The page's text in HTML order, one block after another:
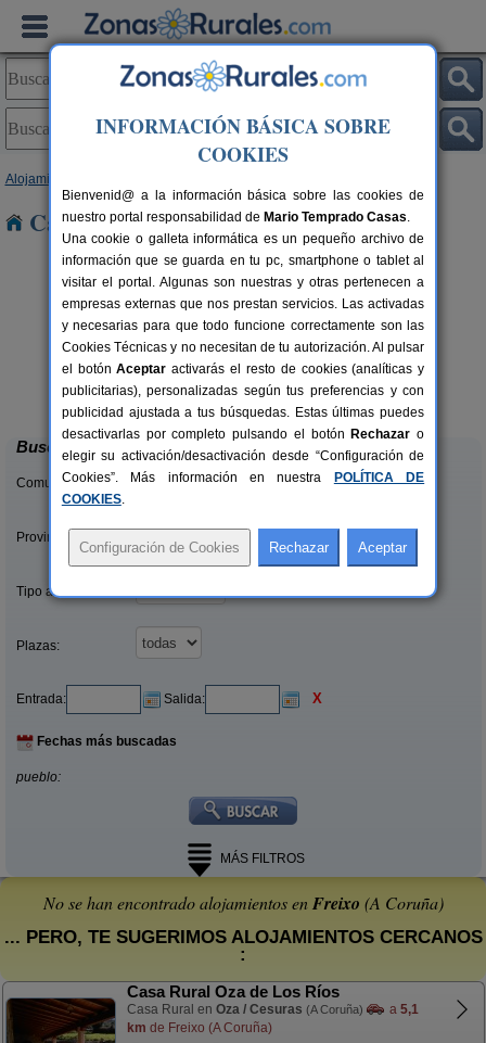
Alojamientos
Casas Rurales cerca de Freixo
24+4 pers.
desde38 €
Casa Rural Do Castelo de Andrade
Pontedeume (A Coruña)
Buscar
Comunidades:
Provincias/Islas:
Tipo alquiler:
Plazas:
Entrada: Salida: X
Fechas más buscadas
pueblo:
MÁS FILTROS
No se han encontrado alojamientos enFreixo (A Coruña)
... PERO, TE SUGERIMOS ALOJAMIENTOS CERCANOS
:
Casa Rural Oza de Los Ríos
Casa Rural en Oza / Cesuras (A Coruña) a 5,1
km de Freixo (A Coruña)
INFORMACIÓN BÁSICA SOBRE
COOKIES
Bienvenid@ a la información básica sobre las cookies de
nuestro portal responsabilidad de Mario Temprado Casas.
Una cookie o galleta informática es un pequeño archivo de
información que se guarda en tu pc, smartphone o tablet al
visitar el portal. Algunas son nuestras y otras pertenecen a
empresas externas que nos prestan servicios. Las activadas
y necesarias para que todo funcione correctamente son las
Cookies Técnicas y no necesitan de tu autorización. Al pulsar
el botónAceptar activarás el resto de cookies (analíticas y
publicitarias), personalizadas según tus preferencias y con
publicidad ajustada a tus búsquedas. Estas últimas puedes
desactivarlas por completo pulsando el botón Rechazar o
elegir su activación/desactivación desde “Configuración de
Cookies”. Más información en nuestra
POLÍTICA DE
COOKIES.